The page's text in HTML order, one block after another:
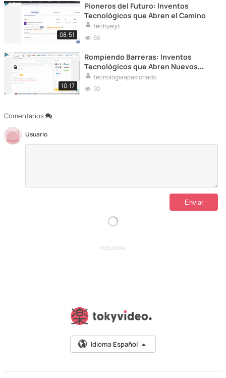
Comentarios
Usuario
08:51
Pioneros del Futuro: Inventos
Tecnológicos que Abren el Camino
techyeijd
66
10:17
Rompiendo Barreras: Inventos
Tecnológicos que Abren Nuevos
Caminos
tecnologiaapasionado
92
PUBLICIDAD
Idioma:Español